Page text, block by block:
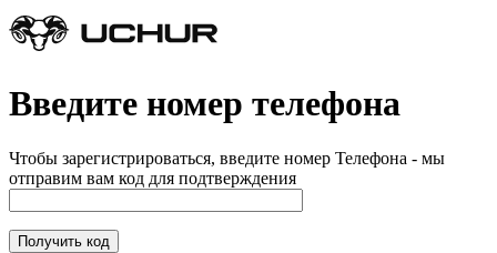
Введите номер телефона
Чтобы зарегистрироваться, введите номер Телефона - мы
отправим вам код для подтверждения
Получить код